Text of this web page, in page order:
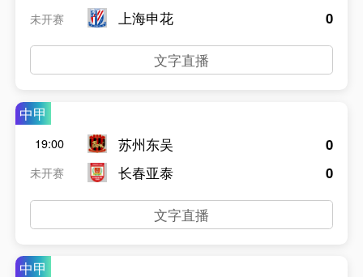
未开赛
上海申花
0
文字直播
中甲
19:00
未开赛
苏州东吴
长春亚泰
0
0
文字直播
中甲